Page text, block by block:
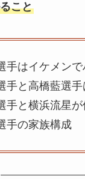
こと
手はイケメンで
手と高橋藍選手
手と横浜流星が
手の家族構成